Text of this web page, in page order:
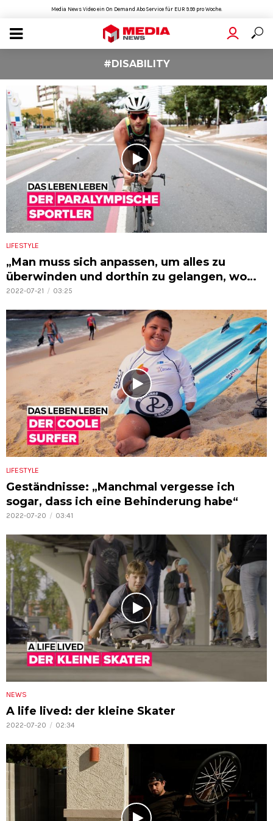
Media News Video ein On Demand Abo Service für EUR 9.99 pro Woche.
#DISABILITY
LIFESTYLE
„Man muss sich anpassen, um alles zu
überwinden und dorthin zu gelangen, wo
man hinwill.“
2022-07-21 03:25
LIFESTYLE
Geständnisse: „Manchmal vergesse ich
sogar, dass ich eine Behinderung habe“
2022-07-20 03:41
NEWS
A life lived: der kleine Skater
2022-07-20 02:34